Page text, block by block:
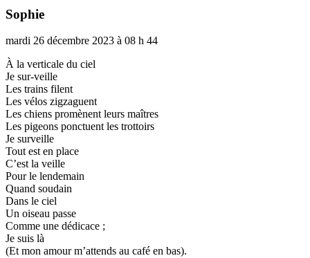
Sophie
mardi 26 décembre 2023 à 08 h 44
À la ver­ti­cale du ciel
Je sur-veille
Les trains filent
Les vélos zig­za­guent
Les chiens pro­mè­nent leurs maî­tres
Les pigeons ponc­tuent les trot­toirs
Je sur­veille
Tout est en place
C’est la veille
Pour le len­de­main
Quand sou­dain
Dans le ciel
Un oiseau passe
Comme une dédi­cace ;
Je suis là
(Et mon amour m’attends au café en bas).